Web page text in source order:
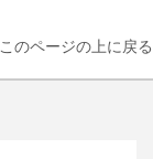
このページの上に戻る